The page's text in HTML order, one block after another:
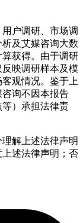
户调研、市场调
及艾媒咨询大数
获得。由于调研
映调研样本及模
观情况。鉴于上
询不因本报告
等）承担法律责
解上述法律声明
述法律声明；否